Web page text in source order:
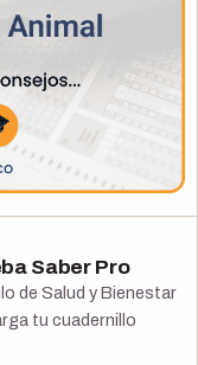
Saber Pro
de Salud y Bienestar
tu cuadernillo